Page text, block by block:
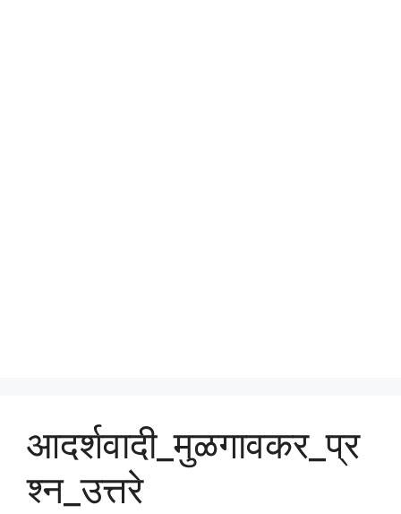
आदर्शवादी_मुळगावकर_प्र
श्न_उत्तरे